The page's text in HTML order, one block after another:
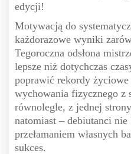
edycji!
Motywacją do
każdorazowe wyniki
Tegoroczna odsłona
lepsze niż dotychczas
poprawić rekordy
wychowania fizycznego z
równolegle, z jednej
natomiast – debiutanci
przełamaniem własnych
sukces.